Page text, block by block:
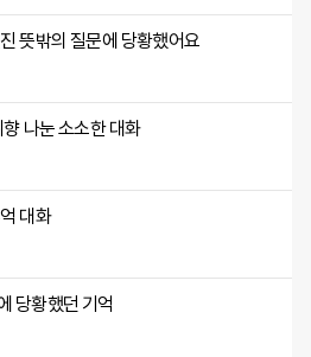
뜻밖의 질문에 당황했어요
나눈 소소한 대화
대화
당황했던 기억